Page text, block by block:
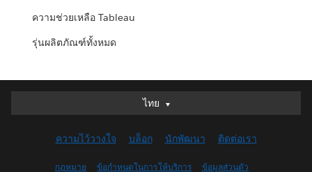
ความช่วยเหลือ Tableau
รุ่นผลิตภัณฑ์ทั้งหมด
ไทย
ไทย
English (UK)
English (US)
ความไว้วางใจ บล็อก นักพัฒนา ติดต่อเรา
กฎหมาย ข้อกำหนดในการให้บริการ ข้อมูลส่วนตัว